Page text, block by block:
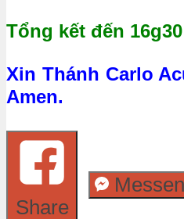
Tổng kết đến
Xin Thánh Carlo
Amen.
Share